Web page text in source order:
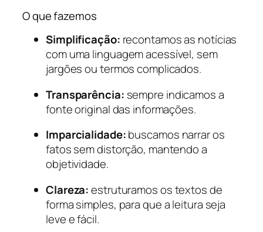
O que fazemos
Simplificação: recontamos as notícias
com uma linguagem acessível, sem
jargões ou termos complicados.
Transparência: sempre indicamos a
fonte original das informações.
Imparcialidade:buscamos narrar os
fatos sem distorção, mantendo a
objetividade.
Clareza:estruturamos os textos de
forma simples, para que a leitura seja
leve e fácil.